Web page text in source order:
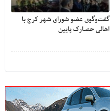
گفت‌وگوی عضو شورای شهر کرج با
اهالی حصارک پایین